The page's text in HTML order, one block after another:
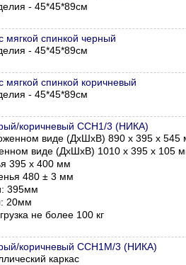
- 45*45*89см
мягкой спинкой черный
- 45*45*89см
мягкой спинкой коричневый
- 45*45*89см
коричневый ССН1/3 (НИКА)
виде (ДхШхВ) 890 х 395 х 545
виде (ДхШхВ) 1010 х 395 х 105
395 х 400 мм
480 ± 3 мм
395мм
20мм
не более 100 кг
коричневый ССН1М/3 (НИКА)
каркас